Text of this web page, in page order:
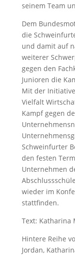
seinem Team
Dem
die
und damit auf
weiterer
gegen den
Junioren die
Mit der
Vielfalt
Kampf gegen
Schweinfurter
den festen
Unternehmen
wieder im
stattfinden.
Text: Katharina
Hintere Reihe
Jordan,